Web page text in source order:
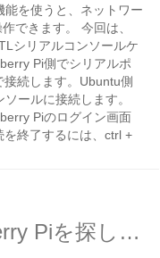
を使うと、ネットワー
できます。 今回は、
シリアルコンソールケ
Pi側でシリアルポ
続します。Ubuntu側
ールに接続します。
Piのログイン画面
終了するには、ctrl +
NmapでLAN内のRaspberry Piを探してみる